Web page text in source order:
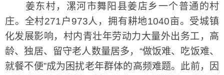
姜东村，漯河市舞阳县姜店乡一个普通的村
庄。全村271户973人，拥有耕地1040亩。受城镇
化发展影响，村内青壮年劳动力大量外出务工，高
龄、独居、留守老人数量居多，“做饭难、吃饭难、
就餐不便”成为困扰老年群体的高频难题。此前，因